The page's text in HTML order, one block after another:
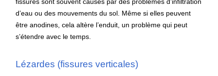
fissurés sont souvent causés par des problèmes d’infiltration
d’eau ou des mouvements du sol. Même si elles peuvent
être anodines, cela altère l’enduit, un problème qui peut
s’étendre avec le temps.
Lézardes (fissures verticales)